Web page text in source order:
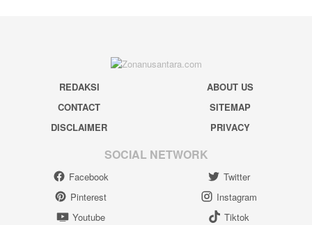
REDAKSI
ABOUT US
CONTACT
SITEMAP
DISCLAIMER
PRIVACY
SOCIAL NETWORK
Facebook
Twitter
Pinterest
Instagram
Youtube
Tiktok